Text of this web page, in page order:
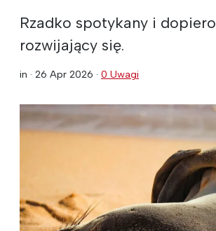
Rzadko spotykany i dopiero
rozwijający się.
in · 26 Apr 2026 · 0 Uwagi